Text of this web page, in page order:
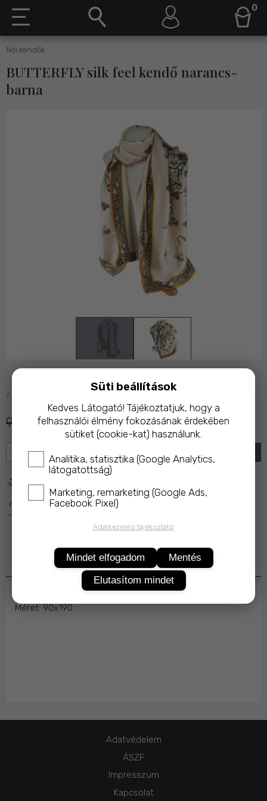
0
Női kendők
BUTTERFLY silk feel kendő narancs-
barna
Azonnal raktárról
9 900 Ft 6 990 Ft
KOSÁRBA
25 000 Ft feletti rendelés esetén ingyenes kiszállítás!
A termék megvásárlásakor az ár 10%-ával a
Termékleírás
Méret: 90x190
Adatvédelem
ÁSZF
Impresszum
Kapcsolat
Süti beállítások
Kedves Látogató! Tájékoztatjuk, hogy a
felhasználói élmény fokozásának érdekében
sütiket (cookie-kat) használunk.
Analitika, statisztika (Google Analytics,
látogatottság)
Marketing, remarketing (Google Ads,
Facebook Pixel)
Adatkezelési tájékoztató
Mindet elfogadom
Mentés
Elutasítom mindet